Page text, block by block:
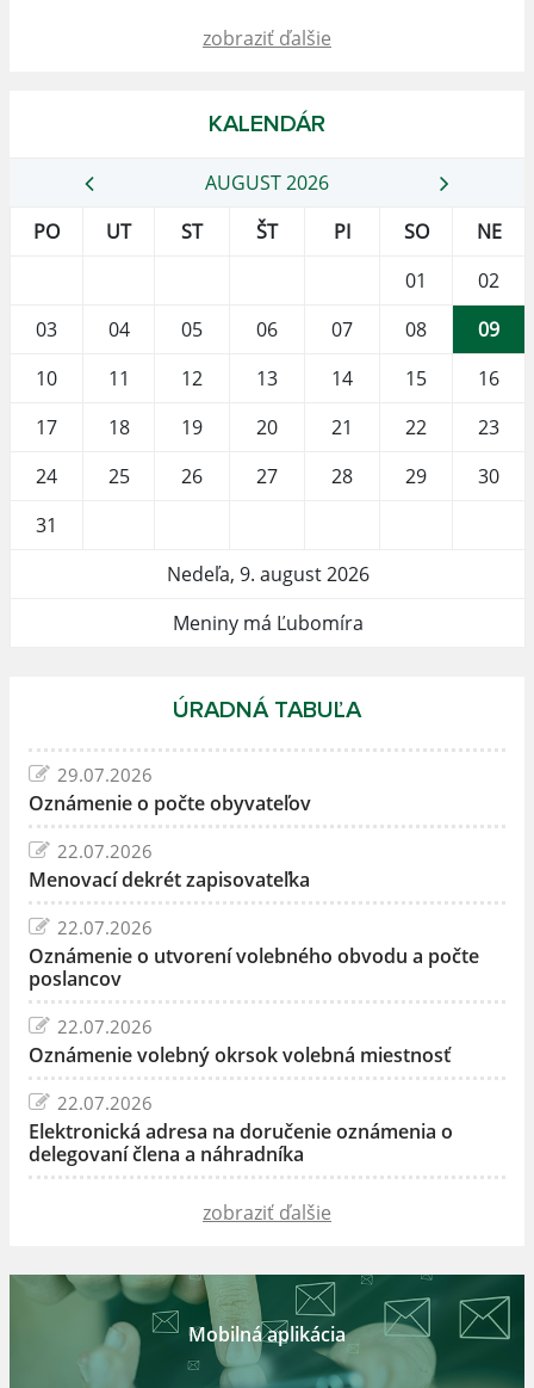
zobraziť ďalšie
KALENDÁR
AUGUST 2026
PO
UT ST ŠT PI SO
NE
01
02
03
04 05 06 07 08
09
10
11 12 13 14 15
16
17
18 19 20 21 22
23
24
25 26 27 28 29
30
31
Nedeľa, 9. august 2026
Meniny má Ľubomíra
ÚRADNÁ TABUĽA
29.07.2026
Oznámenie o počte obyvateľov
22.07.2026
Menovací dekrét zapisovateľka
22.07.2026
Oznámenie o utvorení volebného obvodu a počte
poslancov
22.07.2026
Oznámenie volebný okrsok volebná miestnosť
22.07.2026
Elektronická adresa na doručenie oznámenia o
delegovaní člena a náhradníka
zobraziť ďalšie
Mobilná aplikácia